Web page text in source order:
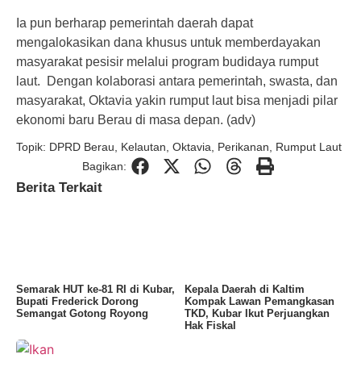
Ia pun berharap pemerintah daerah dapat
mengalokasikan dana khusus untuk memberdayakan
masyarakat pesisir melalui program budidaya rumput
laut. Dengan kolaborasi antara pemerintah, swasta, dan
masyarakat, Oktavia yakin rumput laut bisa menjadi pilar
ekonomi baru Berau di masa depan. (adv)
Topik: DPRD Berau, Kelautan, Oktavia, Perikanan, Rumput Laut
Bagikan:
Berita Terkait
Semarak HUT ke-81 RI di Kubar,
Bupati Frederick Dorong
Semangat Gotong Royong
Kepala Daerah di Kaltim
Kompak Lawan Pemangkasan
TKD, Kubar Ikut Perjuangkan
Hak Fiskal